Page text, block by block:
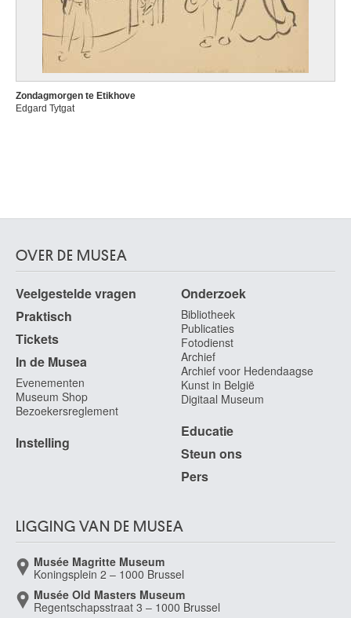
Zondagmorgen te Etikhove
Edgard Tytgat
OVER DE MUSEA
Veelgestelde vragen
Praktisch
Tickets
In de Musea
Evenementen
Museum Shop
Bezoekersreglement
Instelling
Onderzoek
Bibliotheek
Publicaties
Fotodienst
Archief
Archief voor Hedendaagse
Kunst in België
Digitaal Museum
Educatie
Steun ons
Pers
LIGGING VAN DE MUSEA
Musée Magritte Museum
Koningsplein 2 – 1000 Brussel
Musée Old Masters Museum
Regentschapsstraat 3 – 1000 Brussel